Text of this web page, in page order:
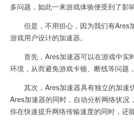
多问题，如此一来游戏体验便受到了影响
但是，不用担心，因为我们有Ares
游戏用户设计的加速器。
首先，Ares加速器可以在游戏中实
环境，从而避免游戏卡顿、断线等问题
其次，Ares加速器具有独立的加速
Ares加速器的同时，自动分析网络状况
你在快速提升网络传输速度的同时，还